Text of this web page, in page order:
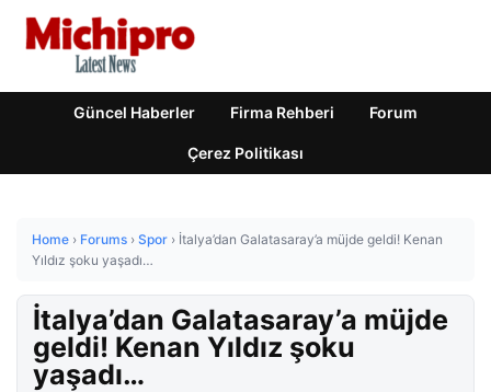
Güncel Haberler Firma Rehberi Forum
Çerez Politikası
Home › Forums › Spor › İtalya’dan Galatasaray’a müjde geldi! Kenan
Yıldız şoku yaşadı…
İtalya’dan Galatasaray’a müjde
geldi! Kenan Yıldız şoku
yaşadı…